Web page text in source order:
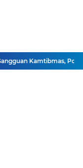
Kamtibmas, Polres